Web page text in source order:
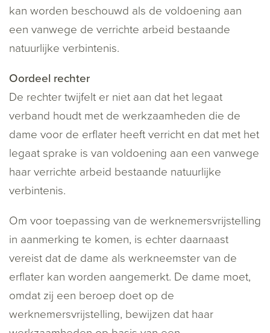
kan worden beschouwd als de voldoening aan
een vanwege de verrichte arbeid bestaande
natuurlijke verbintenis.
Oordeel rechter
De rechter twijfelt er niet aan dat het legaat
verband houdt met de werkzaamheden die de
dame voor de erflater heeft verricht en dat met het
legaat sprake is van voldoening aan een vanwege
haar verrichte arbeid bestaande natuurlijke
verbintenis.
Om voor toepassing van de werknemersvrijstelling
in aanmerking te komen, is echter daarnaast
vereist dat de dame als werkneemster van de
erflater kan worden aangemerkt. De dame moet,
omdat zij een beroep doet op de
werknemersvrijstelling, bewijzen dat haar